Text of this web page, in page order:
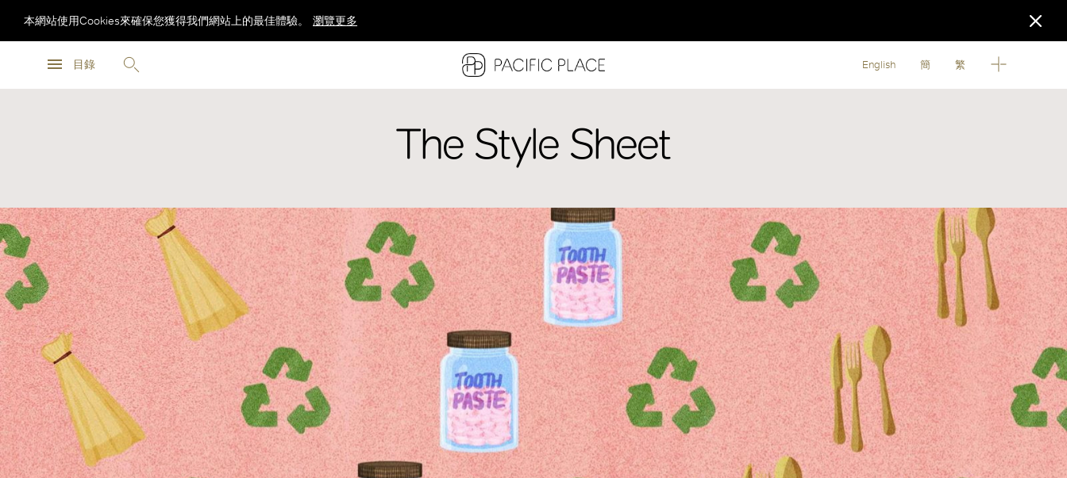
目錄
本網站使用Cookies來確保您獲得我們網站上的最佳體驗。 瀏覽更多
English 簡 繁
The Style Sheet